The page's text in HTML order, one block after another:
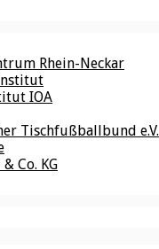
Rhein-Neckar
IOA
Tischfußballbund e.V.
Co. KG